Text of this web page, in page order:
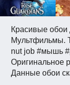
Красивые обои
Мультфильмы.
nut job #мышь
Оригинальное
Данные обои